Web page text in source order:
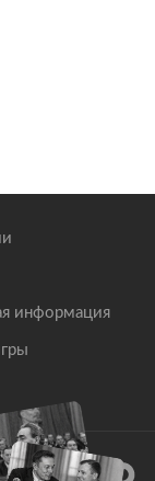
информация